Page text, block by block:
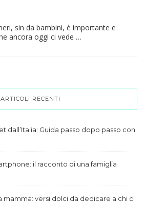
sin da bambini, è importante e
ancora oggi ci vede …
ARTICOLI RECENTI
dall’Italia: Guida passo dopo passo con
il racconto di una famiglia
mamma: versi dolci da dedicare a chi ci